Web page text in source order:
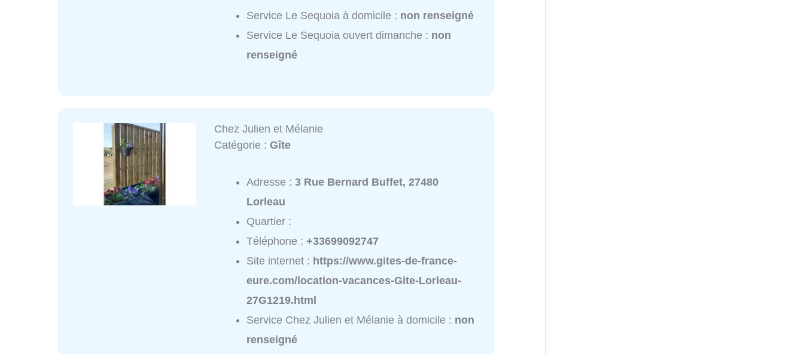
Service Le Sequoia à domicile : non renseigné
Service Le Sequoia ouvert dimanche : non
renseigné
Chez Julien et Mélanie
Catégorie :Gîte
Adresse :3 Rue Bernard Buffet, 27480
Lorleau
Quartier :
Téléphone :+33699092747
Site internet : https://www.gites-de-france-
eure.com/location-vacances-Gite-Lorleau-
27G1219.html
Service Chez Julien et Mélanie à domicile : non
renseigné